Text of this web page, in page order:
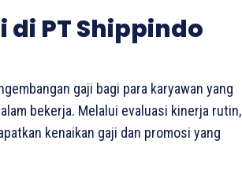
PT Shippindo
gaji bagi para karyawan yang
bekerja. Melalui evaluasi kinerja rutin,
kenaikan gaji dan promosi yang